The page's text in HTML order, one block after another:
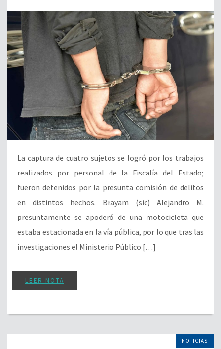
La captura de cuatro sujetos se logró por los trabajos
realizados por personal de la Fiscalía del Estado;
fueron detenidos por la presunta comisión de delitos
en distintos hechos. Brayam (sic) Alejandro M.
presuntamente se apoderó de una motocicleta que
estaba estacionada en la vía pública, por lo que tras las
investigaciones el Ministerio Público […]
LEER NOTA
NOTICIAS